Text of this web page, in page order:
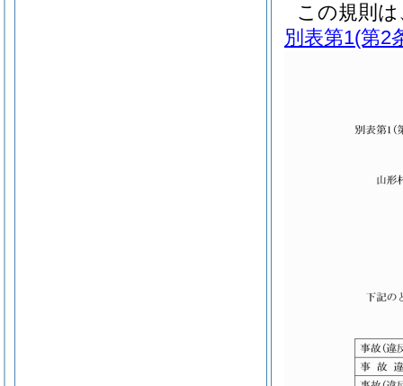
この規則
別表第1(第2